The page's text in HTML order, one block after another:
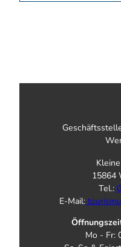
15864
Tel.:
E-Mail:
Mo - Fr: